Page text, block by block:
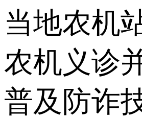
当地农机
农机义诊
普及防诈